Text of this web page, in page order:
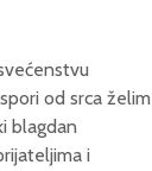
od srca želim
blagdan
i